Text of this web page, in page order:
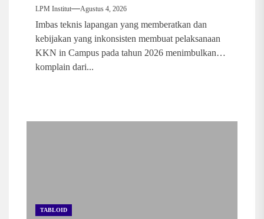
LPM Institut Agustus 4, 2026
Imbas teknis lapangan yang memberatkan dan
kebijakan yang inkonsisten membuat pelaksanaan
KKN in Campus pada tahun 2026 menimbulkan
komplain dari...
TABLOID